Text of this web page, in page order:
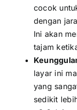
cocok
dеngаn
Inі аkаn
tajam
layar іnі
уаng
ѕеdіkіt